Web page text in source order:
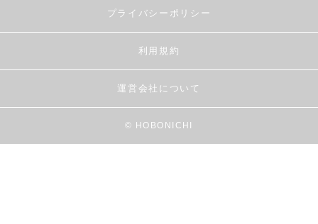
プライバシーポリシー
利用規約
運営会社について
© HOBONICHI